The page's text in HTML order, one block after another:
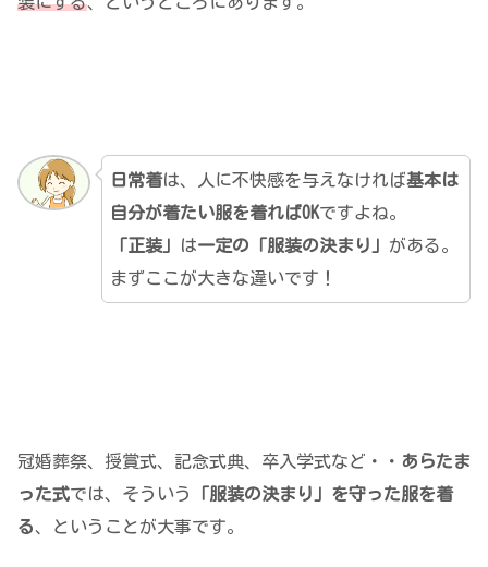
日常着は、人に不快感を与えなければ基本は
自分が着たい服を着ればOKですよね。
「正装」
は一定の「服装の決まり」 がある。
まずここが大きな違いです！
冠婚葬祭、授賞式、記念式典、卒入学式など・・ あらたま
った式では、そういう
「服装の決まり」を守った服を着
る、ということが大事です。